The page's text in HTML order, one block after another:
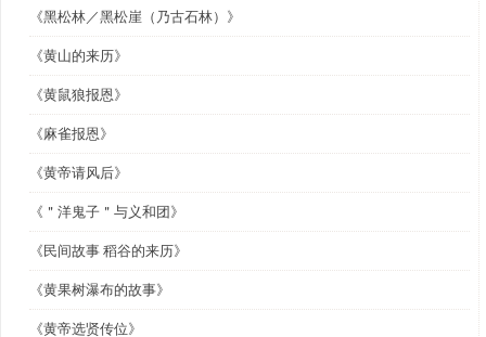
《黑松林／黑松崖（乃古石林）》
《黄山的来历》
《黄鼠狼报恩》
《麻雀报恩》
《黄帝请风后》
《＂洋鬼子＂与义和团》
《民间故事 稻谷的来历》
《黄果树瀑布的故事》
《黄帝选贤传位》